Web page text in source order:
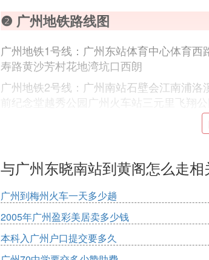
❷ 广州地铁路线图
广州地铁1号线：广州东站体育中心体育
寿路黄沙芳村花地湾坑口西朗
广州地铁2号线：广州南站石壁会江南浦
前纪念堂越秀公园广州火车站三元里飞翔
广州地铁3号线：天河客运站五山华师岗
广州地铁3号线北延段：机场南人和龙归嘉
广州东站林和西体育西路
广州地铁4号线：黄村车陂车陂南万胜围官
城黄阁蕉门金洲
广州地铁5号线：滘口坦尾中山八西场西村
猎德潭村员村科韵路车陂南东圃三溪鱼珠
与广州东晓南站到黄阁怎么走相
广州到梅州火车一天多少趟
2005年广州盈彩美居卖多少钱
本科入广州户口提交要多久